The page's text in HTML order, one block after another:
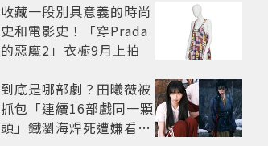
收藏一段別具意義的時尚
史和電影史！「穿Prada
的惡魔2」衣櫥9月上拍
到底是哪部劇？田曦薇被
抓包「連續16部戲同一顆
頭」鐵瀏海焊死遭嫌看膩